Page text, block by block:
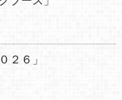
２６」